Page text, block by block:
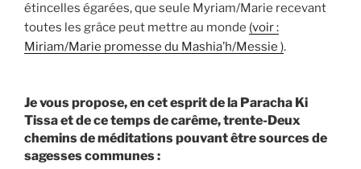
étincelles égarées, que seule Myriam/Marie recevant
toutes les grâce peut mettre au monde (voir :
Miriam/Marie promesse du Mashia’h/Messie ).
Je vous propose, en cet esprit de la Paracha Ki
Tissa et de ce temps de carême, trente-Deux
chemins de méditations pouvant être sources de
sagesses communes :